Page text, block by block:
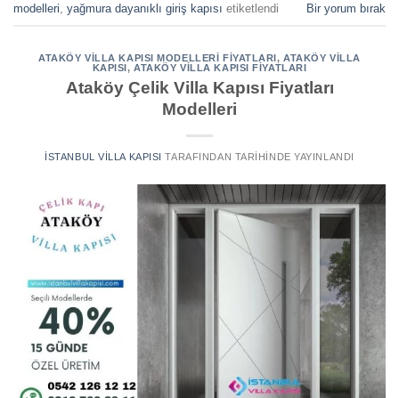
modelleri yağmura dayanıklı giriş kapısı etiketlendi Bir yorum bırak
ATAKÖY VILLA KAPISI MODELLERI FIYATLARI,ATAKÖY VILLA
KAPISI,ATAKÖY VILLA KAPISI FIYATLARI
Ataköy Çelik Villa Kapısı Fiyatları
Modelleri
İSTANBUL VILLA KAPISI TARAFINDAN TARIHINDE YAYINLANDI